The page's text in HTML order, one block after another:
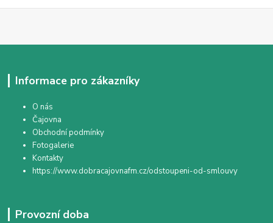
Informace pro zákazníky
O nás
Čajovna
Obchodní podmínky
Fotogalerie
Kontakty
https://www.dobracajovnafm.cz/odstoupeni-od-smlouvy
Provozní doba